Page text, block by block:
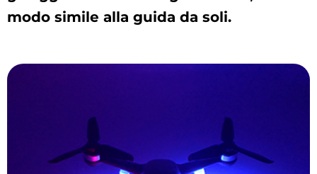
modo simile alla guida da soli.